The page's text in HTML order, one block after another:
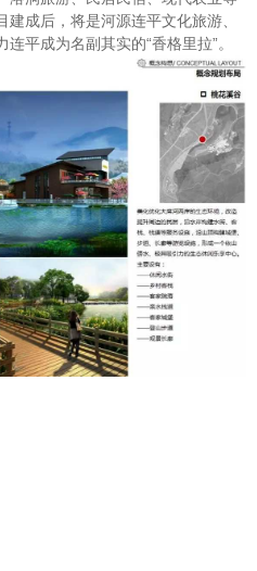
成后，将是河源连平文化旅游、
平成为名副其实的“香格里拉”。